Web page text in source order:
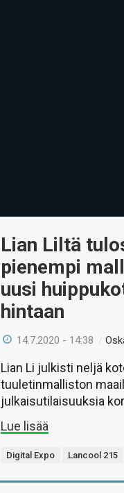
Lian Liltä
pienempi
uusi
hintaan
14.7.2020 - 14:38 /
Lian Li julkisti neljä
tuuletinmalliston
julkaisutilaisuuksia
Lue lisää
Digital Expo Lancool 215